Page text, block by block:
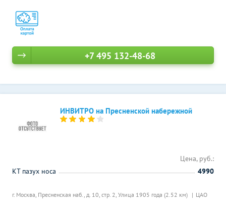
+7 495 132-48-68
ИНВИТРО на Пресненской набережной
г. Москва, Пресненская наб., д. 10, стр. 2, Улица 1905 года (2.52 км) ЦАО
Цена, руб.:
КТ пазух носа
4990